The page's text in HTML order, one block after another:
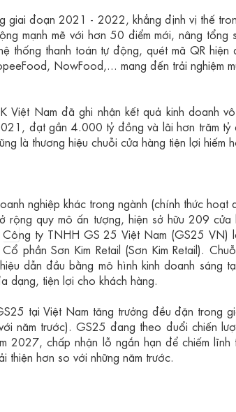
giai đoạn 2021 - 2022, khẳng định vị thế
mạnh mẽ với hơn 50 điểm mới, nâng tổng
thống thanh toán tự động, quét mã QR hiện
NowFood,... mang đến trải nghiệm
Nam đã ghi nhận kết quả kinh doanh
đạt gần 4.000 tỷ đồng và lãi hơn trăm
là thương hiệu chuỗi cửa hàng tiện lợi hiếm
nghiệp khác trong ngành (chính thức
rộng quy mô ấn tượng, hiện sở hữu 209
Công ty TNHH GS 25 Việt Nam (GS25 VN)
phần Sơn Kim Retail (Sơn Kim Retail).
dẫn đầu bằng mô hình kinh doanh sáng
dạng, tiện lợi cho khách hàng.
tại Việt Nam tăng trưởng đều đặn trong
năm trước). GS25 đang theo đuổi chiến
2027, chấp nhận lỗ ngắn hạn để chiếm lĩnh
thiện hơn so với những năm trước.